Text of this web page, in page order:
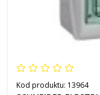
Kod produktu: 13964